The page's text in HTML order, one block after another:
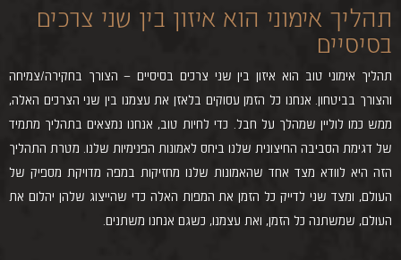
תהליך אימוני הוא איזון בין שני צרכים
בסיסיים
תהליך אימוני טוב הוא איזון בין שני צרכים בסיסיים – הצורך בחקירה/צמיחה
והצורך בביטחון. אנחנו כל הזמן עסוקים בלאזן את עצמנו בין שני הצרכים האלה,
ממש כמו לוליין שמהלך על חבל. כדי לחיות טוב, אנחנו נמצאים בתהליך מתמיד
של דגימת הסביבה החיצונית שלנו ביחס לאמונות הפנימיות שלנו. מטרת התהליך
הזה היא לוודא מצד אחד שהאמונות שלנו מחזיקות במפה מדויקת מספיק של
העולם, ומצד שני לדייק כל הזמן את המפות האלה כדי שהייצוג שלהן יהלום את
העולם, שמשתנה כל הזמן, ואת עצמנו, כשגם אנחנו משתנים.